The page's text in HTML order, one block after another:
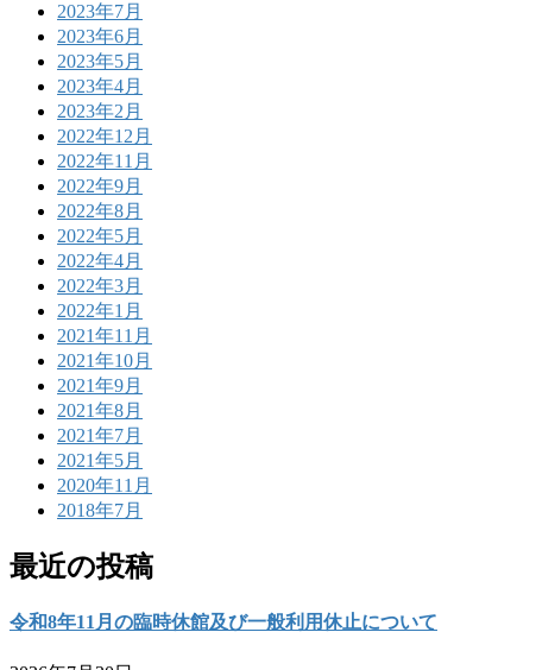
2023年7月
2023年6月
2023年5月
2023年4月
2023年2月
2022年12月
2022年11月
2022年9月
2022年8月
2022年5月
2022年4月
2022年3月
2022年1月
2021年11月
2021年10月
2021年9月
2021年8月
2021年7月
2021年5月
2020年11月
2018年7月
最近の投稿
令和8年11月の臨時休館及び一般利用休止について